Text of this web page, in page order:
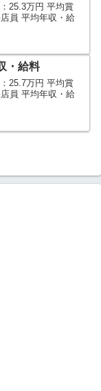
25.3万円 平均賞
員 平均年収・給
・給料
25.7万円 平均賞
員 平均年収・給